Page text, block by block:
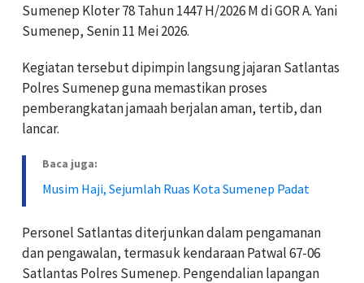
Sumenep Kloter 78 Tahun 1447 H/2026 M di GOR A. Yani
Sumenep, Senin 11 Mei 2026.
Kegiatan tersebut dipimpin langsung jajaran Satlantas
Polres Sumenep guna memastikan proses
pemberangkatan jamaah berjalan aman, tertib, dan
lancar.
Baca juga:
Musim Haji, Sejumlah Ruas Kota Sumenep Padat
Personel Satlantas diterjunkan dalam pengamanan
dan pengawalan, termasuk kendaraan Patwal 67-06
Satlantas Polres Sumenep. Pengendalian lapangan